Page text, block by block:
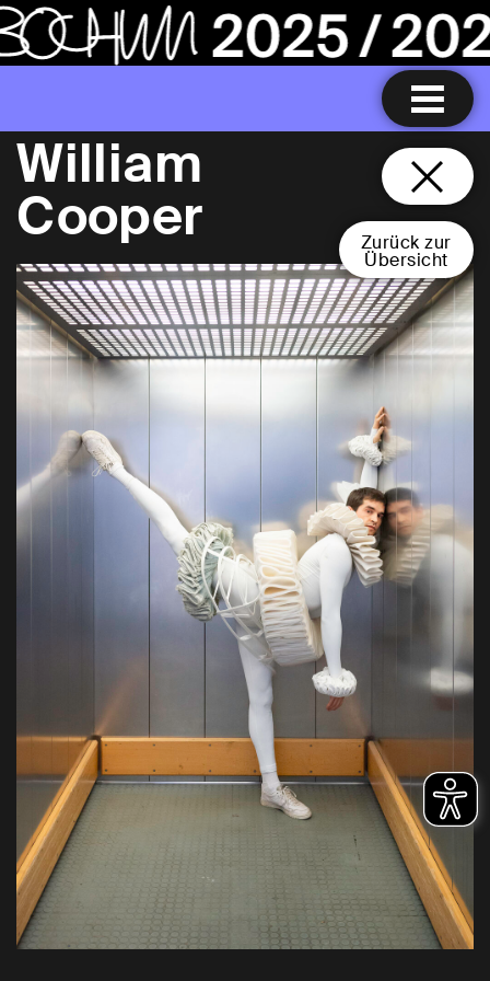
Zurück zur
Übersicht
William
Cooper